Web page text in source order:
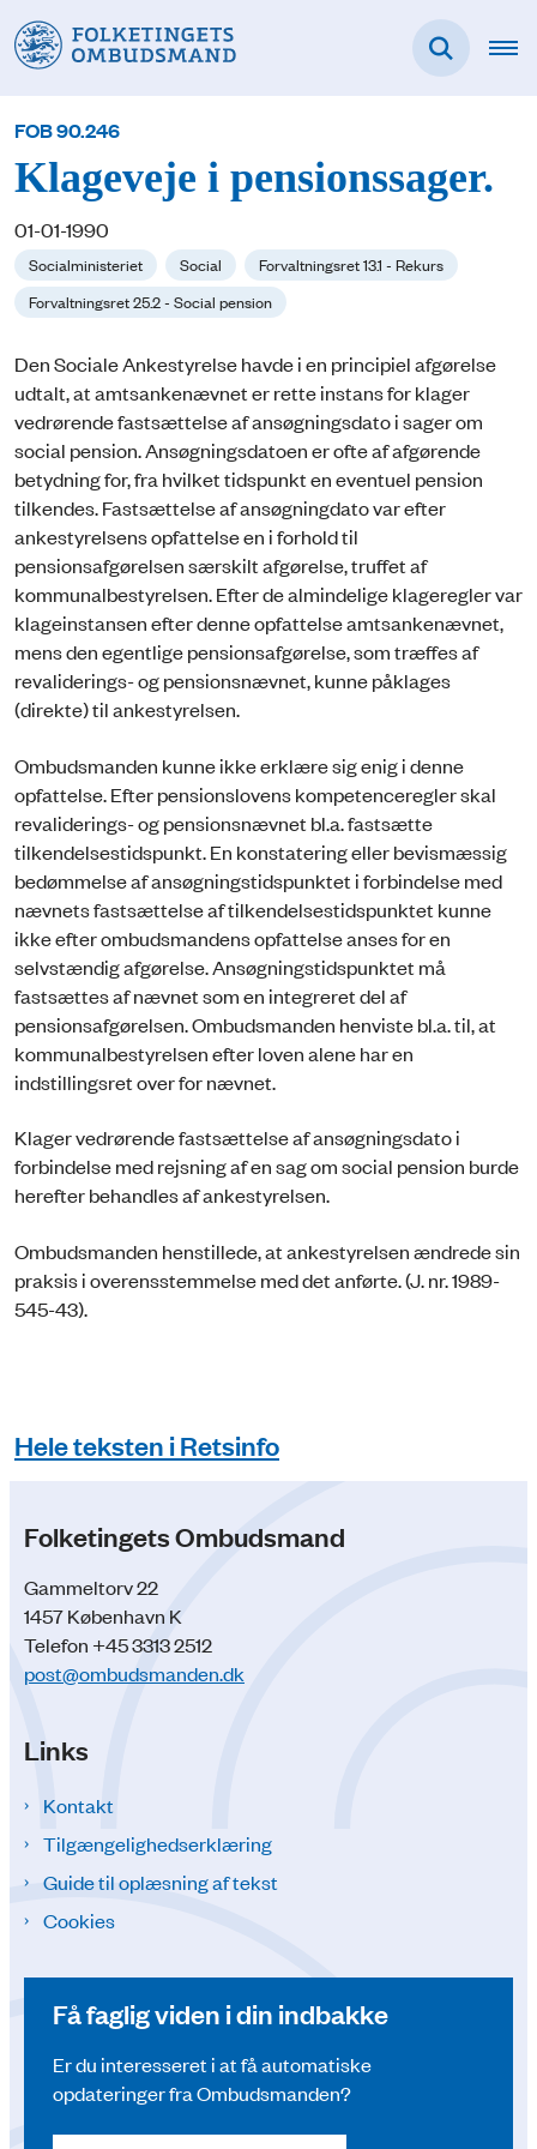
FOB 90.246
Klageveje i pensionssager.
01-01-1990
Socialministeriet Social
Forvaltningsret 13.1 - Rekurs
Forvaltningsret 25.2 - Social pension
Den Sociale Ankestyrelse havde i en principiel afgørelse
udtalt, at amtsankenævnet er rette instans for klager
vedrørende fastsættelse af ansøgningsdato i sager om
social pension. Ansøgningsdatoen er ofte af afgørende
betydning for, fra hvilket tidspunkt en eventuel pension
tilkendes. Fastsættelse af ansøgningdato var efter
ankestyrelsens opfattelse en i forhold til
pensionsafgørelsen særskilt afgørelse, truffet af
kommunalbestyrelsen. Efter de almindelige klageregler var
klageinstansen efter denne opfattelse amtsankenævnet,
mens den egentlige pensionsafgørelse, som træffes af
revaliderings- og pensionsnævnet, kunne påklages
(direkte) til ankestyrelsen.
Ombudsmanden kunne ikke erklære sig enig i denne
opfattelse. Efter pensionslovens kompetenceregler skal
revaliderings- og pensionsnævnet bl.a. fastsætte
tilkendelsestidspunkt. En konstatering eller bevismæssig
bedømmelse af ansøgningstidspunktet i forbindelse med
nævnets fastsættelse af tilkendelsestidspunktet kunne
ikke efter ombudsmandens opfattelse anses for en
selvstændig afgørelse. Ansøgningstidspunktet må
fastsættes af nævnet som en integreret del af
pensionsafgørelsen. Ombudsmanden henviste bl.a. til, at
kommunalbestyrelsen efter loven alene har en
indstillingsret over for nævnet.
Klager vedrørende fastsættelse af ansøgningsdato i
forbindelse med rejsning af en sag om social pension burde
herefter behandles af ankestyrelsen.
Ombudsmanden henstillede, at ankestyrelsen ændrede sin
praksis i overensstemmelse med det anførte. (J. nr. 1989-
545-43).
Hele teksten i Retsinfo
Folketingets Ombudsmand
Gammeltorv 22
1457 København K
Telefon +45 3313 2512
post@ombudsmanden.dk
Links
Kontakt
Tilgængelighedserklæring
Guide til oplæsning af tekst
Cookies
Få faglig viden i din indbakke
Er du interesseret i at få automatiske
opdateringer fra Ombudsmanden?